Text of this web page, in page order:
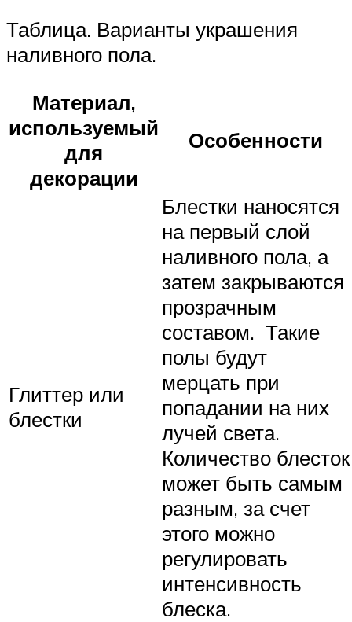
Таблица. Варианты украшения
наливного пола.
Материал,
используемый
для
декорации
Особенности
Глиттер или
блестки
Блестки наносятся
на первый слой
наливного пола, а
затем закрываются
прозрачным
составом. Такие
полы будут
мерцать при
попадании на них
лучей света.
Количество блесток
может быть самым
разным, за счет
этого можно
регулировать
интенсивность
блеска.